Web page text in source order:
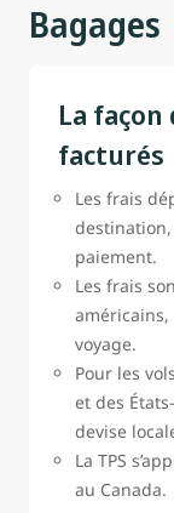
Bagages
La
facturés
Les frais
paiement.
Les frais
voyage.
Pour les
et des
devise
La TPS
au Canada.